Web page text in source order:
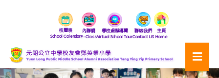
校曆表
School Calendar
內聯網
E-Class
學校虛擬導覽
Virtual School Tour
聯絡我們
Contact US
主頁
Home